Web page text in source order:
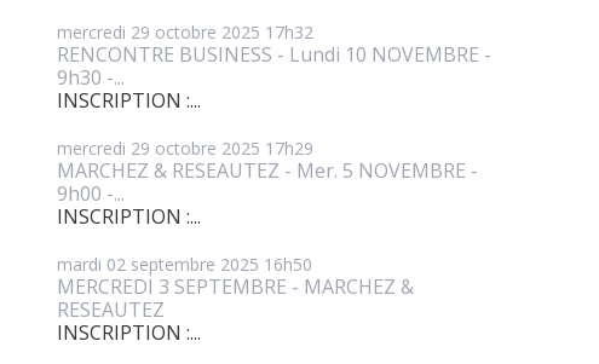
mercredi 29 octobre 2025 17h32
RENCONTRE BUSINESS - Lundi 10 NOVEMBRE -
9h30 -...
INSCRIPTION :...
mercredi 29 octobre 2025 17h29
MARCHEZ & RESEAUTEZ - Mer. 5 NOVEMBRE -
9h00 -...
INSCRIPTION :...
mardi 02 septembre 2025 16h50
MERCREDI 3 SEPTEMBRE - MARCHEZ &
RESEAUTEZ
INSCRIPTION :...